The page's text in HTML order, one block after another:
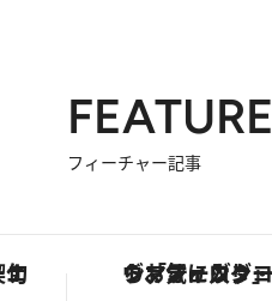
FEATURE
フィーチャー記事
で満喫！